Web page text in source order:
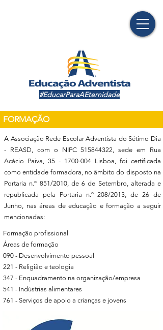
#EducarParaAEternidade
FORMAÇÃO
A Associação Rede Escolar Adventista do Sétimo Dia
- REASD, com o NIPC515844322, sede em Rua
Acácio Paiva, 35 - 1700-004 Lisboa, foi certificada
como entidade formadora, no âmbito do disposto na
Portaria n.º 851/2010, de 6 de Setembro, alterada e
republicada pela Portaria n.º 208/2013, de 26 de
Junho, nas áreas de educação e formação a seguir
mencionadas:​​​
Formação profissional
Áreas de formação
090 - Desenvolvimento pessoal
221 - Religião e teologia
347 - Enquadramento na organização/empresa
541 - Indústrias alimentares
761 - Serviços de apoio a crianças e jovens